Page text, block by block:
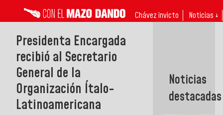
Chávez invicto Noticias ↓
Presidenta Encargada
recibió al Secretario
General de la
Organización Ítalo-
Latinoamericana
Noticias
destacadas